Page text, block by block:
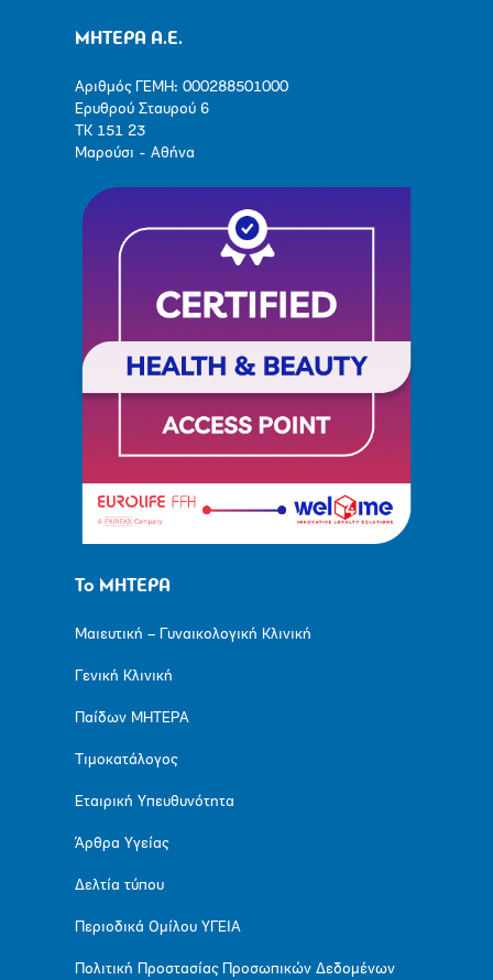
ΜΗΤΕΡΑ Α.Ε.
Αριθμός ΓΕΜΗ: 000288501000
Ερυθρού Σταυρού 6
ΤΚ 151 23
Μαρούσι - Αθήνα
Το ΜΗΤΕΡΑ
Μαιευτική – Γυναικολογική Κλινική
Γενική Κλινική
Παίδων ΜΗΤΕΡΑ
Τιμοκατάλογος
Εταιρική Υπευθυνότητα
Άρθρα Υγείας
Δελτία τύπου
Περιοδικά Ομίλου ΥΓΕΙΑ
Πολιτική Προστασίας Προσωπικών Δεδομένων